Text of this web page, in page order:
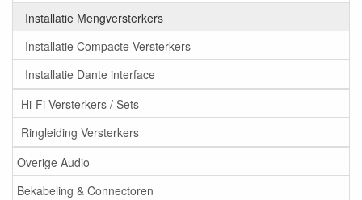
Installatie Mengversterkers
Installatie Compacte Versterkers
Installatie Dante interface
Hi-Fi Versterkers / Sets
Ringleiding Versterkers
Overige Audio
Bekabeling & Connectoren